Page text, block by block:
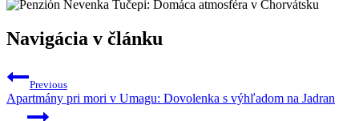
Navigácia v článku
Previous
Apartmány pri mori v Umagu: Dovolenka s výhľadom na Jadran